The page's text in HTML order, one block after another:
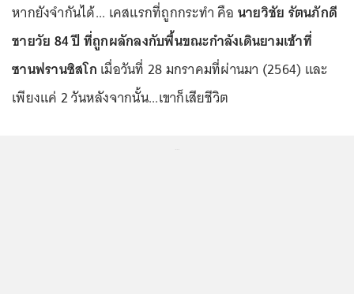
หากยังจำกันได้... เคสแรกที่ถูกกระทำ คือ นายวิชัย รัตนภักดี
ชายวัย 84 ปี ที่ถูกผลักลงกับพื้นขณะกำลังเดินยามเช้าที่
ซานฟรานซิสโก เมื่อวันที่ 28 มกราคมที่ผ่านมา (2564) และ
เพียงแค่ 2 วันหลังจากนั้น...เขาก็เสียชีวิต